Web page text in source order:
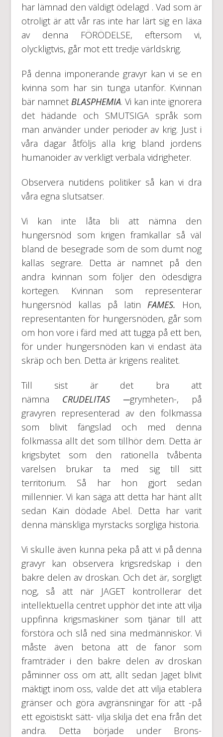
har lämnad den väldigt ödelagd . Vad som är
otroligt är att vår ras inte har lärt sig en läxa
av denna FÖRÖDELSE, eftersom vi,
olyckligtvis, går mot ett tredje världskrig.
På denna imponerande gravyr kan vi se en
kvinna som har sin tunga utanför. Kvinnan
bär namnet BLASPHEMIA. Vi kan inte ignorera
det hädande och SMUTSIGA språk som
man använder under perioder av krig. Just i
våra dagar åtföljs alla krig bland jordens
humanoider av verkligt verbala vidrigheter.
Observera nutidens politiker så kan vi dra
våra egna slutsatser.
Vi kan inte låta bli att nämna den
hungersnöd som krigen framkallar så väl
bland de besegrade som de som dumt nog
kallas segrare. Detta är namnet på den
andra kvinnan som följer den ödesdigra
kortegen. Kvinnan som representerar
hungersnöd kallas på latinFAMES. Hon,
representanten för hungersnöden, går som
om hon vore i färd med att tugga på ett ben,
för under hungersnöden kan vi endast äta
skräp och ben. Detta är krigens realitet.
Till sist är det bra att
nämna CRUDELITAS ─grymheten-, på
gravyren representerad av den folkmassa
som blivit fängslad och med denna
folkmassa allt det som tillhör dem. Detta är
krigsbytet som den rationella tvåbenta
varelsen brukar ta med sig till sitt
territorium. Så har hon gjort sedan
millennier. Vi kan säga att detta har hänt allt
sedan Kain dödade Abel. Detta har varit
denna mänskliga myrstacks sorgliga historia.
Vi skulle även kunna peka på att vi på denna
gravyr kan observera krigsredskap i den
bakre delen av droskan. Och det är, sorgligt
nog, så att när JAGET kontrollerar det
intellektuella centret upphör det inte att vilja
uppfinna krigsmaskiner som tjänar till att
förstöra och slå ned sina medmänniskor. Vi
måste även betona att de fanor som
framträder i den bakre delen av droskan
påminner oss om att, allt sedan Jaget blivit
mäktigt inom oss, valde det att vilja etablera
gränser och göra avgränsningar för att -på
ett egoistiskt sätt- vilja skilja det ena från det
andra. Detta började under Brons-